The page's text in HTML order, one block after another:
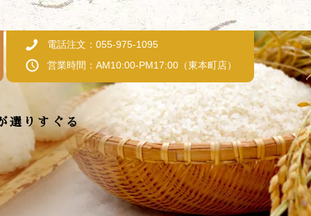
選りすぐる
電話注文：055-975-1095
営業時間：AM10:00-PM17:00（東本町店）